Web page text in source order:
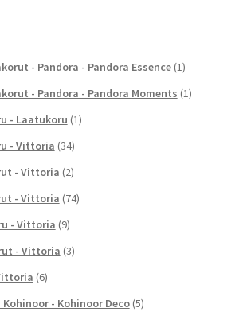
- Pandora - Pandora Essence (1)
- Pandora - Pandora Moments (1)
- Laatukoru (1)
- Vittoria (34)
- Vittoria (2)
- Vittoria (74)
- Vittoria (9)
- Vittoria (3)
(6)
- Kohinoor Deco (5)